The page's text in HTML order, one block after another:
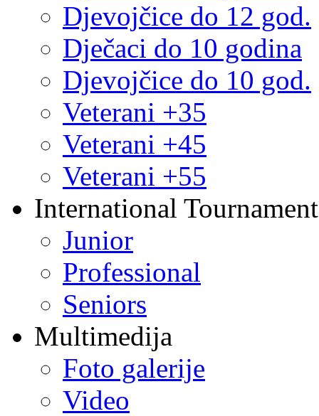
Djevojčice do 12 god.
Dječaci do 10 godina
Djevojčice do 10 god.
Veterani +35
Veterani +45
Veterani +55
International
Junior
Professional
Seniors
Multimedija
Foto galerije
Video